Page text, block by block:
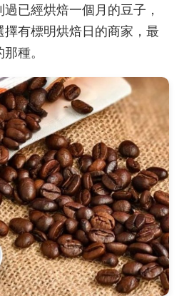
已經烘焙一個月的豆子，
有標明烘焙日的商家，最
種。